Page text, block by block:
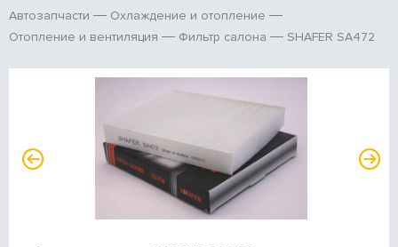
Автозапчасти
Охлаждение и отопление
Отопление и вентиляция
Фильтр салона SHAFER SA472